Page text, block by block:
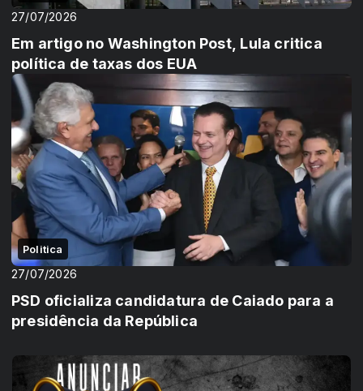
27/07/2026
Em artigo no Washington Post, Lula critica
política de taxas dos EUA
Politica
27/07/2026
PSD oficializa candidatura de Caiado para a
presidência da República